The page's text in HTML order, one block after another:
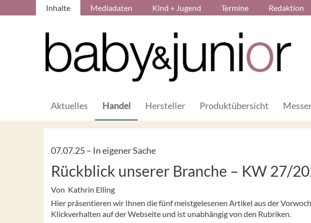
Inhalte Mediadaten Kind + Jugend Termine Redaktion
Aktuelles Handel Hersteller Produktübersicht
07.07.25 – In eigener Sache
Rückblick unserer Branche – KW 27/
Von Kathrin Elling
Hier präsentieren wir Ihnen die fünf meistgelesenen Artikel aus der
Klickverhalten auf der Webseite und ist unabhängig von den Rubriken.